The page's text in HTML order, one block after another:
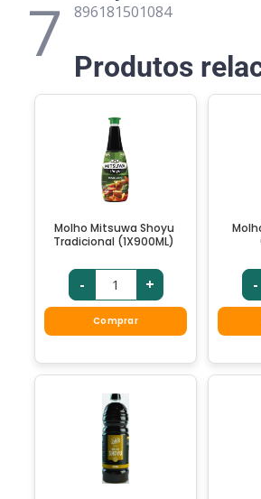
7 896181501084
Produtos
Molho Mitsuwa Shoyu
Tradicional (1X900ML)
- +
Comprar
-